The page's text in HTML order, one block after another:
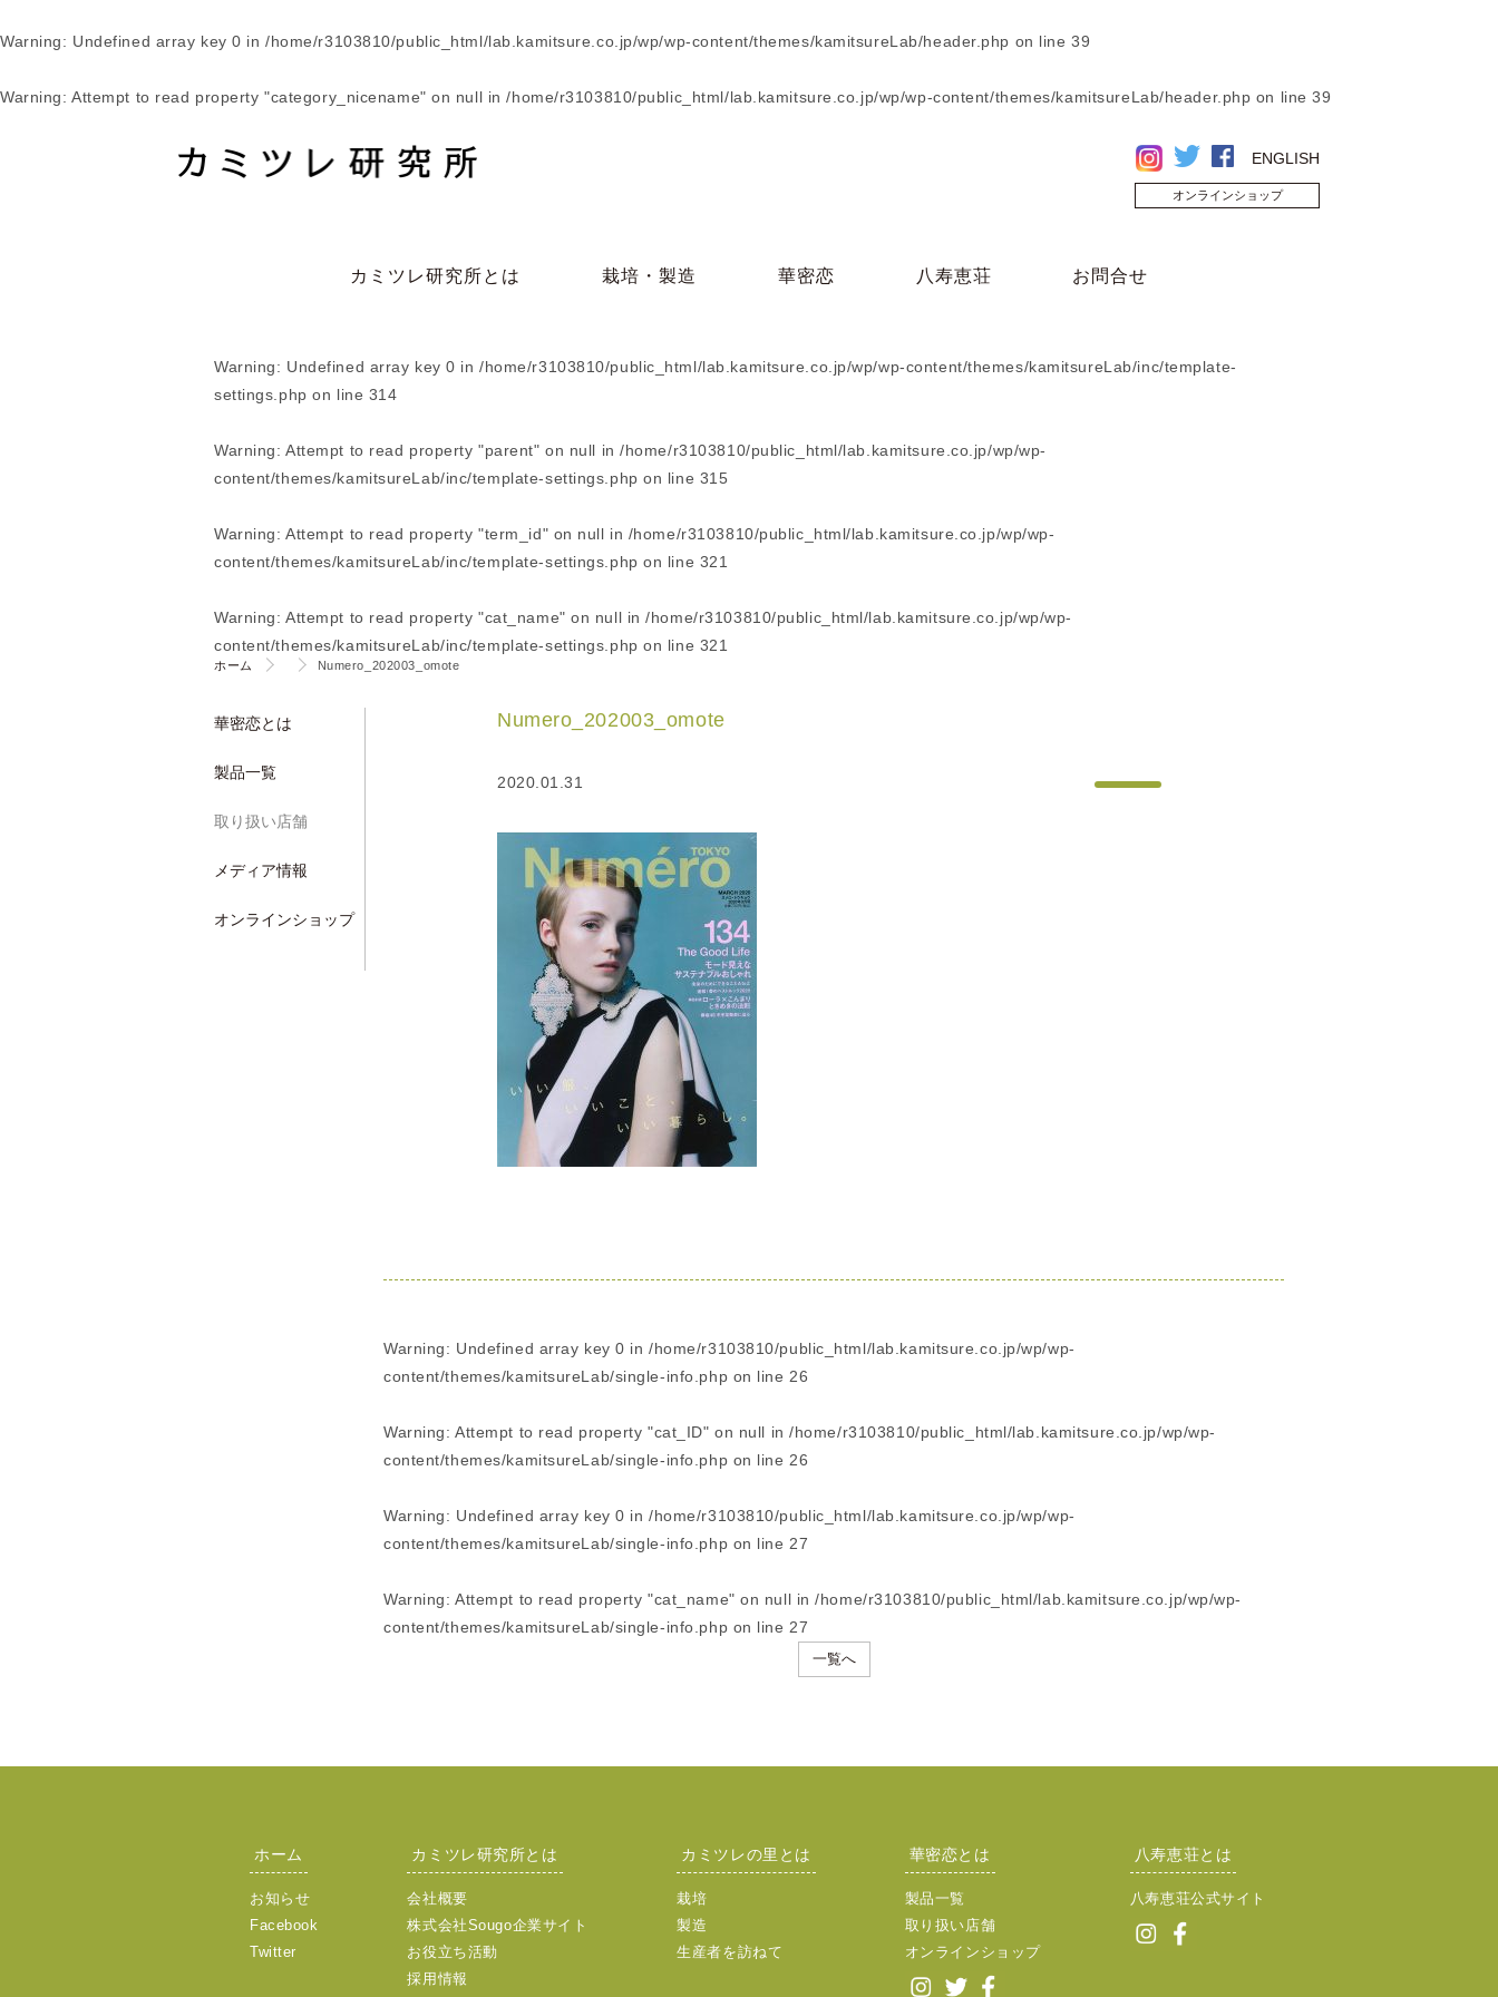
Warning: Undefined array key 0 in/home/r3103810/public_html/lab.kamitsure.co.jp/wp/wp-content/themes/kamitsureLab/header.php on line39
Warning: Attempt to read property "category_nicename" on null in/home/r3103810/public_html/lab.kamitsure.co.jp/wp/wp-content/themes/kamitsureLab/header.php on line39
ENGLISH
オンラインショップ
カミツレ研究所とは 栽培・製造 華密恋 八寿恵荘 お問合せ
Warning: Undefined array key 0 in/home/r3103810/public_html/lab.kamitsure.co.jp/wp/wp-content/themes/kamitsureLab/inc/template-
settings.php on line 314
Warning: Attempt to read property "parent" on null in/home/r3103810/public_html/lab.kamitsure.co.jp/wp/wp-
content/themes/kamitsureLab/inc/template-settings.php on line 315
Warning: Attempt to read property "term_id" on null in /home/r3103810/public_html/lab.kamitsure.co.jp/wp/wp-
content/themes/kamitsureLab/inc/template-settings.php on line 321
Warning: Attempt to read property "cat_name" on null in/home/r3103810/public_html/lab.kamitsure.co.jp/wp/wp-
content/themes/kamitsureLab/inc/template-settings.php on line 321
ホーム Numero_202003_omote
華密恋とは
製品一覧
取り扱い店舗
メディア情報
オンラインショップ
Numero_202003_omote
2020.01.31
Warning: Undefined array key 0 in/home/r3103810/public_html/lab.kamitsure.co.jp/wp/wp-
content/themes/kamitsureLab/single-info.php on line 26
Warning: Attempt to read property "cat_ID" on null in/home/r3103810/public_html/lab.kamitsure.co.jp/wp/wp-
content/themes/kamitsureLab/single-info.php on line 26
Warning: Undefined array key 0 in/home/r3103810/public_html/lab.kamitsure.co.jp/wp/wp-
content/themes/kamitsureLab/single-info.php on line 27
Warning: Attempt to read property "cat_name" on null in/home/r3103810/public_html/lab.kamitsure.co.jp/wp/wp-
content/themes/kamitsureLab/single-info.php on line 27
一覧へ
ホーム
お知らせ
Facebook
Twitter
カミツレ研究所とは
会社概要
株式会社Sougo企業サイト
お役立ち活動
採用情報
カミツレの里とは
栽培
製造
生産者を訪ねて
華密恋とは
製品一覧
取り扱い店舗
オンラインショップ
八寿恵荘とは
八寿恵荘公式サイト